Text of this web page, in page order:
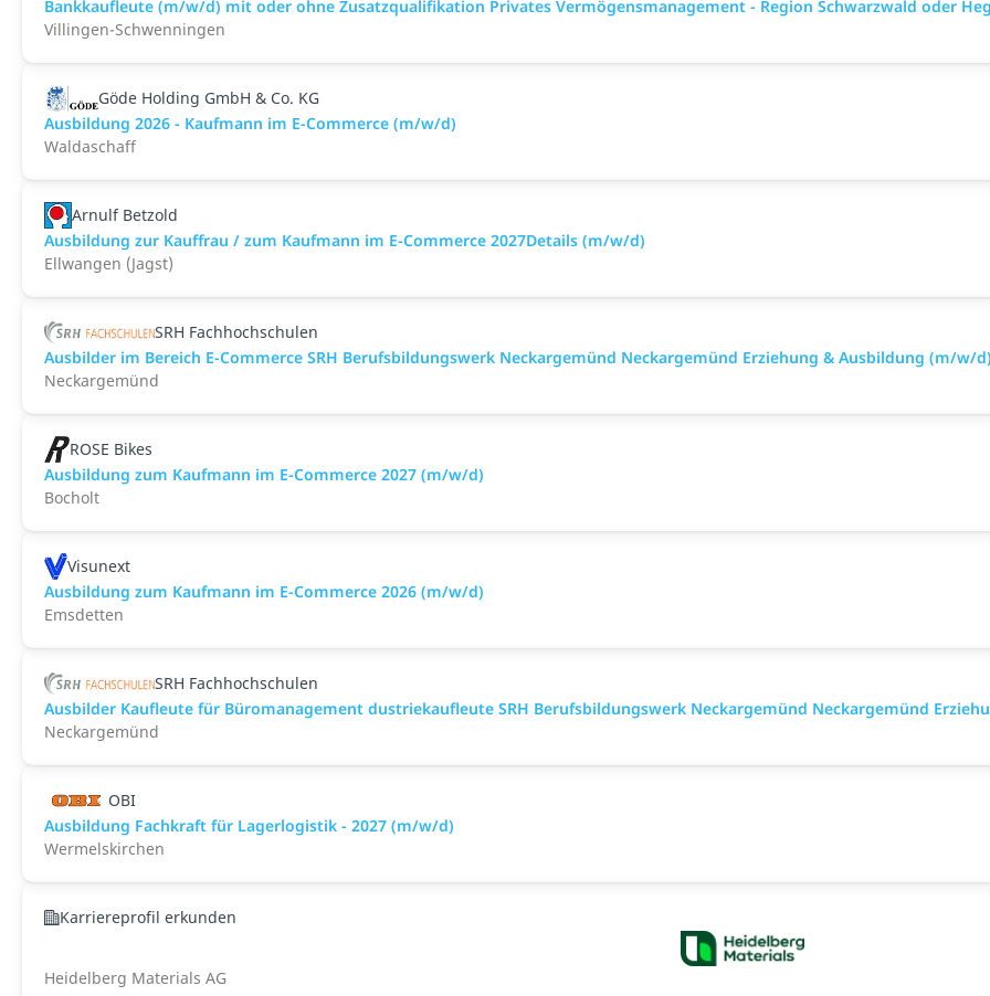
Bankkaufleute (m/w/d) mit oder ohne Zusatzqualifikation Privates Vermögensmanagement - Region Schwarzwald oder
Villingen-Schwenningen
Göde Holding GmbH & Co. KG
Ausbildung 2026 - Kaufmann im E-Commerce (m/w/d)
Waldaschaff
Arnulf Betzold
Ausbildung zur Kauffrau / zum Kaufmann im E-Commerce 2027Details (m/w/d)
Ellwangen (Jagst)
SRH Fachhochschulen
Ausbilder im Bereich E-Commerce SRH Berufsbildungswerk Neckargemünd Neckargemünd Erziehung & Ausbildung (m/w/
Neckargemünd
ROSE Bikes
Ausbildung zum Kaufmann im E-Commerce 2027 (m/w/d)
Bocholt
Visunext
Ausbildung zum Kaufmann im E-Commerce 2026 (m/w/d)
Emsdetten
SRH Fachhochschulen
Ausbilder Kaufleute für Büromanagement dustriekaufleute SRH Berufsbildungswerk Neckargemünd Neckargemünd
Neckargemünd
OBI
Ausbildung Fachkraft für Lagerlogistik - 2027 (m/w/d)
Wermelskirchen
Karriereprofil erkunden
Heidelberg Materials AG